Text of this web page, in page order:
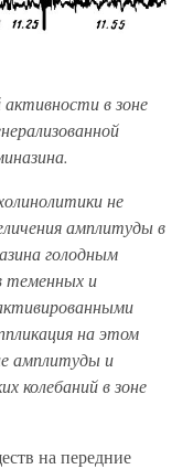
активности в зоне
не
амплитуды в
голодным
и
на этом
амплитуды и
колебаний в зоне
на передние